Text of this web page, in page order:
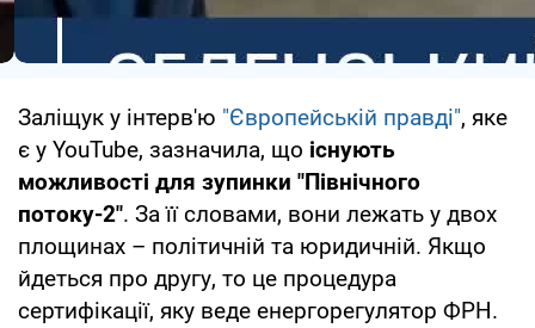
Заліщук у інтерв'ю "Європейській правді", яке
є у YouTube, зазначила, що існують
можливості для зупинки "Північного
потоку-2". За її словами, вони лежать у двох
площинах – політичній та юридичній. Якщо
йдеться про другу, то це процедура
сертифікації, яку веде енергорегулятор ФРН.